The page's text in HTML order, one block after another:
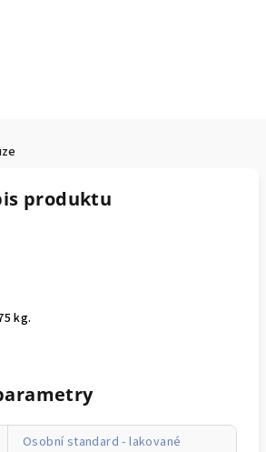
produktu
kg.
Osobní standard - lakované